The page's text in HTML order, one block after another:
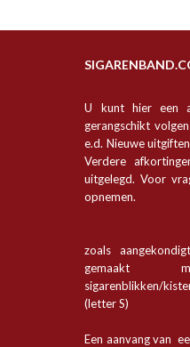
U kunt hier een
gerangschikt
e.d. Nieuwe
Verdere
uitgelegd. Voor
opnemen.
zoals
gemaakt
sigarenblikken/
(letter S)
Een aanvang van